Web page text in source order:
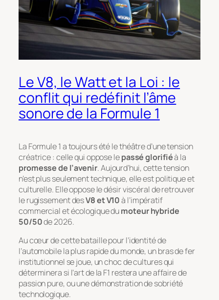
Le V8, le Watt et la Loi : le
conflit qui redéfinit l’âme
sonore de la Formule 1
La Formule 1 a toujours été le théâtre d’une tension
créatrice : celle qui oppose lepassé glorifiéà la
promesse de l’avenir. Aujourd’hui, cette tension
n’est plus seulement technique, elle est politique et
culturelle. Elle oppose le désir viscéral de retrouver
le rugissement desV8 et V10à l’impératif
commercial et écologique dumoteur hybride
50/50de 2026.
Au cœur de cette bataille pour l’identité de
l’automobile la plus rapide du monde, un bras de fer
institutionnel se joue, un choc de cultures qui
déterminera si l’art de la F1 restera une affaire de
passion pure, ou une démonstration de sobriété
technologique.